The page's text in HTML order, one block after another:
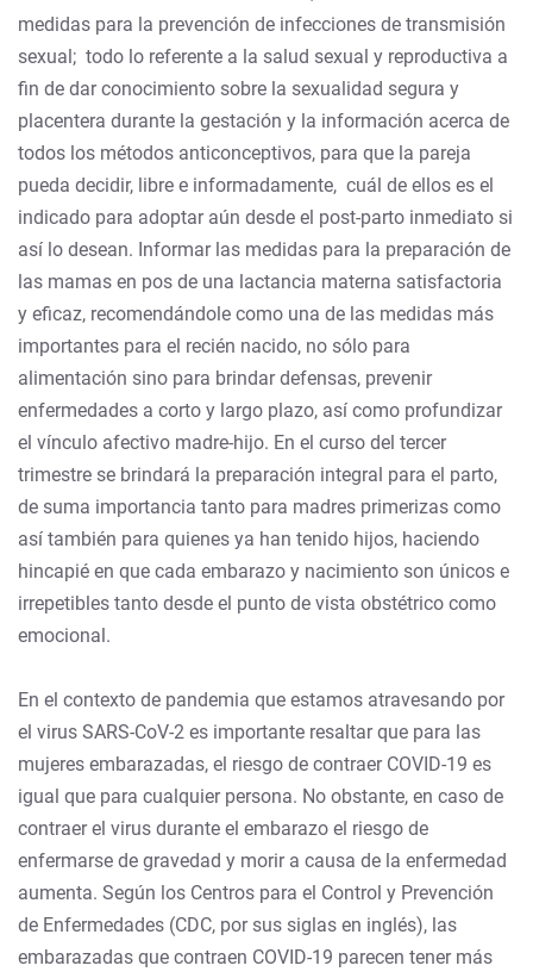
medidas para la prevención de infecciones de transmisión
sexual; todo lo referente a la salud sexual y reproductiva a
fin de dar conocimiento sobre la sexualidad segura y
placentera durante la gestación y la información acerca de
todos los métodos anticonceptivos, para que la pareja
pueda decidir, libre e informadamente, cuál de ellos es el
indicado para adoptar aún desde el post-parto inmediato si
así lo desean. Informar las medidas para la preparación de
las mamas en pos de una lactancia materna satisfactoria
y eficaz, recomendándole como una de las medidas más
importantes para el recién nacido, no sólo para
alimentación sino para brindar defensas, prevenir
enfermedades a corto y largo plazo, así como profundizar
el vínculo afectivo madre-hijo. En el curso del tercer
trimestre se brindará la preparación integral para el parto,
de suma importancia tanto para madres primerizas como
así también para quienes ya han tenido hijos, haciendo
hincapié en que cada embarazo y nacimiento son únicos e
irrepetibles tanto desde el punto de vista obstétrico como
emocional.
En el contexto de pandemia que estamos atravesando por
el virus SARS-CoV-2 es importante resaltar que para las
mujeres embarazadas, el riesgo de contraer COVID-19 es
igual que para cualquier persona. No obstante, en caso de
contraer el virus durante el embarazo el riesgo de
enfermarse de gravedad y morir a causa de la enfermedad
aumenta. Según los Centros para el Control y Prevención
de Enfermedades (CDC, por sus siglas en inglés), las
embarazadas que contraen COVID-19 parecen tener más